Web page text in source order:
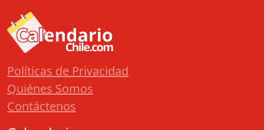
Políticas de Privacidad
Quiénes Somos
Contáctenos